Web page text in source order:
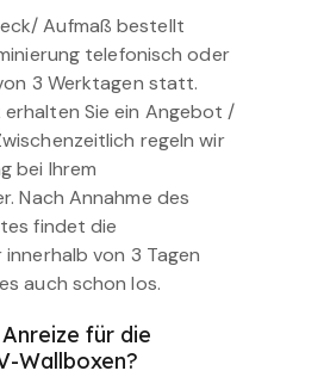
Aufmaß bestellt
telefonisch oder
3 Werktagen statt.
Sie ein Angebot /
regeln wir
bei Ihrem
Nach Annahme des
findet die
von 3 Tagen
auch schon los.
für die
Wallboxen?